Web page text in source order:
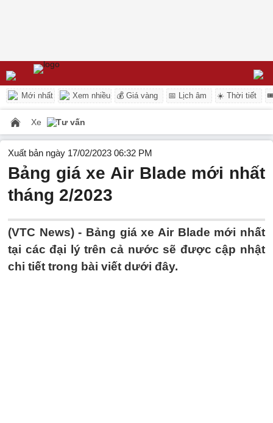
Mới nhất Xem nhiều 💰 Giá vàng 📅 Lịch âm ☀️ Thời tiết
Xe Tư vấn
Xuất bản ngày 17/02/2023 06:32 PM
Bảng giá xe Air Blade mới nhất
tháng 2/2023
(VTC News) - Bảng giá xe Air Blade mới nhất
tại các đại lý trên cả nước sẽ được cập nhật
chi tiết trong bài viết dưới đây.